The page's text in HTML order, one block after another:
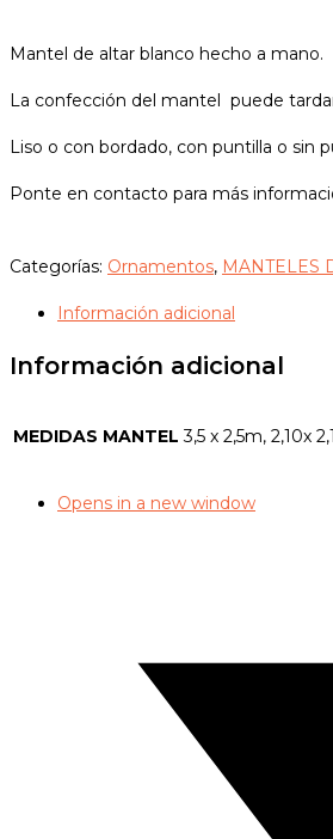
Mantel de altar blanco hecho a mano.
La confección del mantel puede
Liso o con bordado, con puntilla o sin
Ponte en contacto para más
Categorías: Ornamentos, MANTELES
Información adicional
Información adicional
MEDIDAS MANTEL 3,5 x 2,5m, 2,10x
Opens in a new window